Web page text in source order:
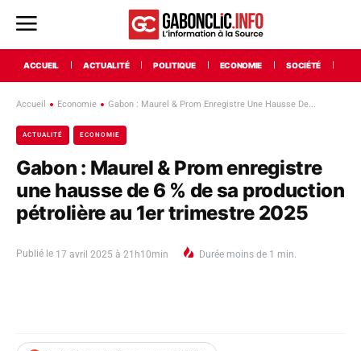
ACCUEIL ACTUALITÉ POLITIQUE ECONOMIE SOCIÉTÉ
Accueil Economie Gabon : Maurel & Prom Enregistre Une Hausse De...
ACTUALITÉ ECONOMIE
Gabon : Maurel & Prom enregistre
une hausse de 6 % de sa production
pétrolière au 1er trimestre 2025
Publié le 17 avril 2025 à 21h10min Durée moins de 1 min.